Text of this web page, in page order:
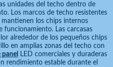
unidades del techo dentro de
Los marcos de techo resistentes
los chips internos
funcionamiento. Las carcasas
alrededor de los pequeños chips
en amplias zonas del techo con
panel
LED comerciales y duraderas
rendimiento estable durante el